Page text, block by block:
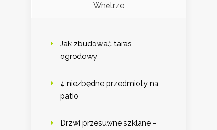
Wnętrze
Jak zbudować taras
ogrodowy
4 niezbędne przedmioty na
patio
Drzwi przesuwne szklane –